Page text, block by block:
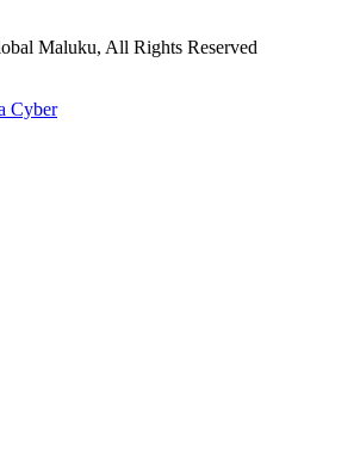
Maluku, All Rights Reserved
Cyber